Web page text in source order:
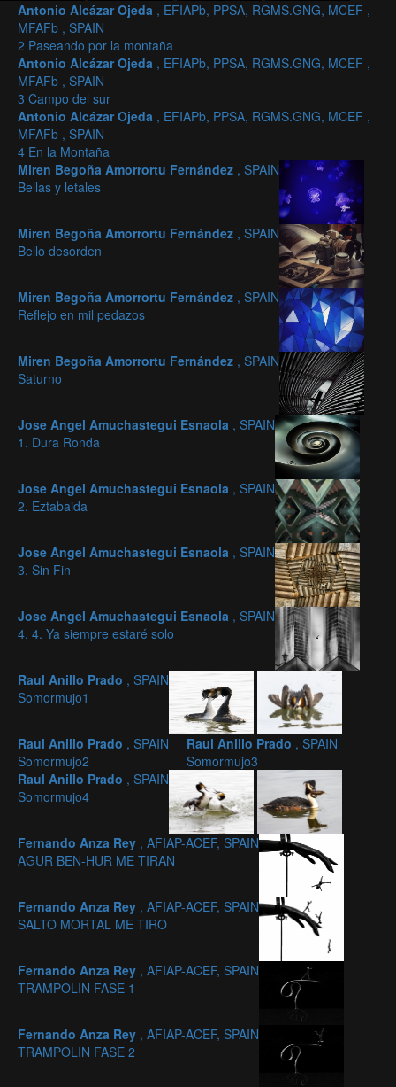
Antonio Alcázar Ojeda , EFIAPb, PPSA, RGMS.GNG, MCEF ,
MFAFb , SPAIN
2 Paseando por la montaña
Antonio Alcázar Ojeda , EFIAPb, PPSA, RGMS.GNG, MCEF ,
MFAFb , SPAIN
3 Campo del sur
Antonio Alcázar Ojeda , EFIAPb, PPSA, RGMS.GNG, MCEF ,
MFAFb , SPAIN
4 En la Montaña
Miren Begoña Amorrortu Fernández , SPAIN
Bellas y letales
Miren Begoña Amorrortu Fernández , SPAIN
Bello desorden
Miren Begoña Amorrortu Fernández , SPAIN
Reflejo en mil pedazos
Miren Begoña Amorrortu Fernández , SPAIN
Saturno
Jose Angel Amuchastegui Esnaola , SPAIN
1. Dura Ronda
Jose Angel Amuchastegui Esnaola , SPAIN
2. Eztabaida
Jose Angel Amuchastegui Esnaola , SPAIN
3. Sin Fin
Jose Angel Amuchastegui Esnaola , SPAIN
4. 4. Ya siempre estaré solo
Raul Anillo Prado , SPAIN
Somormujo1
Raul Anillo Prado , SPAIN
Somormujo2
Raul Anillo Prado , SPAIN
Somormujo3
Raul Anillo Prado , SPAIN
Somormujo4
Fernando Anza Rey , AFIAP-ACEF, SPAIN
AGUR BEN-HUR ME TIRAN
Fernando Anza Rey , AFIAP-ACEF, SPAIN
SALTO MORTAL ME TIRO
Fernando Anza Rey , AFIAP-ACEF, SPAIN
TRAMPOLIN FASE 1
Fernando Anza Rey , AFIAP-ACEF, SPAIN
TRAMPOLIN FASE 2